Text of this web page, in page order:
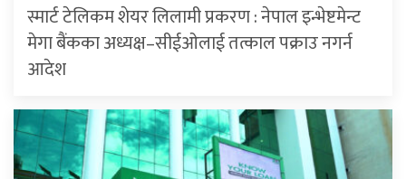
स्मार्ट टेलिकम शेयर लिलामी प्रकरण : नेपाल इन्भेष्टमेन्ट
मेगा बैंकका अध्यक्ष–सीईओलाई तत्काल पक्राउ नगर्न
आदेश